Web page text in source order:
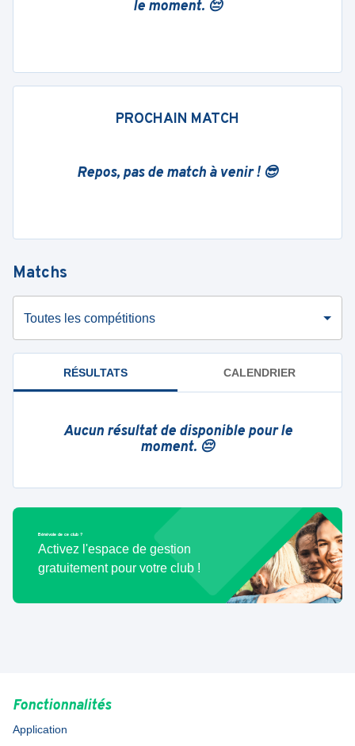
le moment. 😔
PROCHAIN MATCH
Repos, pas de match à venir ! 😎
Matchs
Toutes les compétitions
RÉSULTATS CALENDRIER
Aucun résultat de disponible pour le
moment. 😔
Bénévole de ce club ?
Activez l'espace de gestion
gratuitement pour votre club !
Fonctionnalités
Application